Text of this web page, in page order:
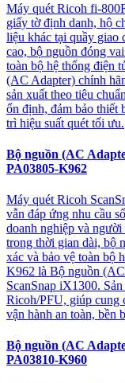
Máy quét Ricoh fi-
giấy tờ định danh, hộ
liệu khác tại quầy giao
cao, bộ nguồn đóng
toàn bộ hệ thống điện
(AC Adapter) chính
sản xuất theo tiêu
ổn định, đảm bảo thiết
trì hiệu suất quét tối ưu.
Bộ nguồn (AC
PA03805-K962
Máy quét Ricoh
vẫn đáp ứng nhu cầu
doanh nghiệp và
trong thời gian dài, bộ
xác và bảo vệ toàn bộ
K962 là Bộ nguồn
ScanSnap iX1300.
Ricoh/PFU, giúp cung
vận hành an toàn, bền
Bộ nguồn (AC
PA03810-K960